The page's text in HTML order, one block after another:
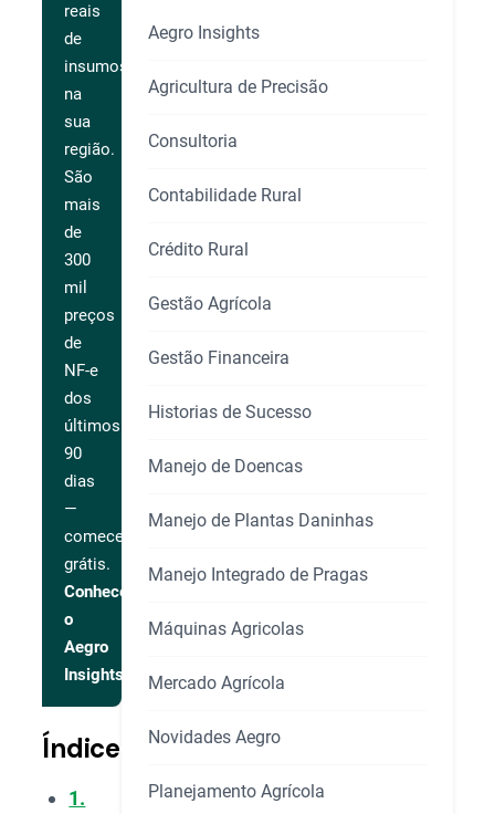
reais
de
insumos
na
sua
região.
São
mais
de
300
mil
preços
de
NF-e
dos
últimos
90
dias
—
comece
grátis.
Conhecer
o
Aegro
Insights
Índice
1.
Aegro Insights
Agricultura de Precisão
Consultoria
Contabilidade Rural
Crédito Rural
Gestão Agrícola
Gestão Financeira
Historias de Sucesso
Manejo de Doencas
Manejo de Plantas Daninhas
Manejo Integrado de Pragas
Máquinas Agricolas
Mercado Agrícola
Novidades Aegro
Planejamento Agrícola